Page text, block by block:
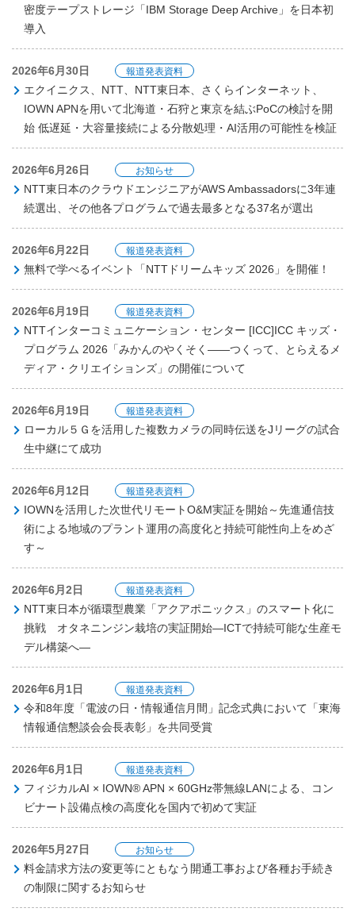
密度テープストレージ「IBM Storage Deep Archive」を日本初
導入
2026年6月30日 報道発表資料
エクイニクス、NTT、NTT東日本、さくらインターネット、
IOWN APNを用いて北海道・石狩と東京を結ぶPoCの検討を開
始 低遅延・大容量接続による分散処理・AI活用の可能性を検証
2026年6月26日 お知らせ
NTT東日本のクラウドエンジニアがAWS Ambassadorsに3年連
続選出、その他各プログラムで過去最多となる37名が選出
2026年6月22日 報道発表資料
無料で学べるイベント「NTTドリームキッズ 2026」を開催！
2026年6月19日 報道発表資料
NTTインターコミュニケーション・センター [ICC]ICC キッズ・
プログラム 2026「みかんのやくそく――つくって、とらえるメ
ディア・クリエイションズ」の開催について
2026年6月19日 報道発表資料
ローカル５Ｇを活用した複数カメラの同時伝送をJリーグの試合
生中継にて成功
2026年6月12日 報道発表資料
IOWNを活用した次世代リモートO&M実証を開始～先進通信技
術による地域のプラント運用の高度化と持続可能性向上をめざ
す～
2026年6月2日 報道発表資料
NTT東日本が循環型農業「アクアポニックス」のスマート化に
挑戦 オタネニンジン栽培の実証開始―ICTで持続可能な生産モ
デル構築へ―
2026年6月1日 報道発表資料
令和8年度「電波の日・情報通信月間」記念式典において「東海
情報通信懇談会会長表彰」を共同受賞
2026年6月1日 報道発表資料
フィジカルAI × IOWN® APN × 60GHz帯無線LANによる、コン
ビナート設備点検の高度化を国内で初めて実証
2026年5月27日 お知らせ
料金請求方法の変更等にともなう開通工事および各種お手続き
の制限に関するお知らせ